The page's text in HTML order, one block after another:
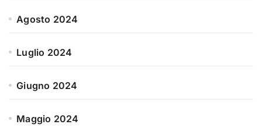
Agosto 2024
Luglio 2024
Giugno 2024
Maggio 2024